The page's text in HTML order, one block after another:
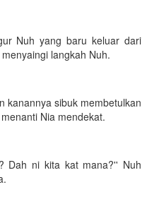
Nuh yang baru keluar dari
langkah Nuh.
kanannya sibuk membetulkan
Nia mendekat.
Dah ni kita kat mana?'' Nuh